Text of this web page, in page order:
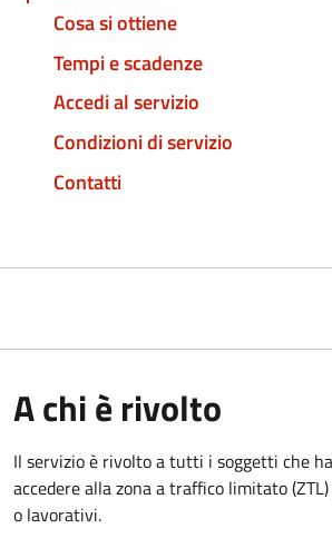
Cosa si ottiene
Tempi e scadenze
Accedi al servizio
Condizioni di servizio
Contatti
A chi è rivolto
Il servizio è rivolto a tutti i soggetti che
accedere alla zona a traffico limitato (ZTL)
o lavorativi.